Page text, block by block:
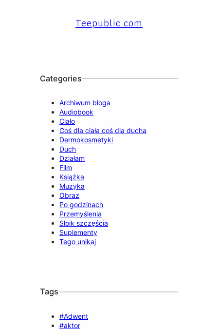
Teepublic.com
Categories
Archiwum bloga
Audiobook
Ciało
Coś dla ciała coś dla ducha
Dermokosmetyki
Duch
Działam
Film
Książka
Muzyka
Obraz
Po godzinach
Przemyślenia
Słoik szczęścia
Suplementy
Tego unikaj
Tags
#Adwent
#aktor